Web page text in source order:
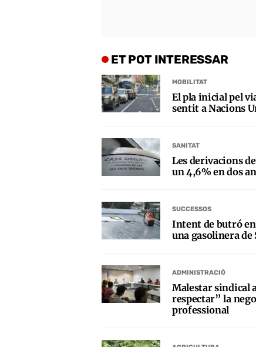
ET POT INTERESSAR
MOBILITAT
El pla inicial pel
sentit a Nacions
SANITAT
Les derivacions
un 4,6% en dos
SUCCESSOS
Intent de butró
una gasolinera de
ADMINISTRACIÓ
Malestar sindical
respectar” la
professional